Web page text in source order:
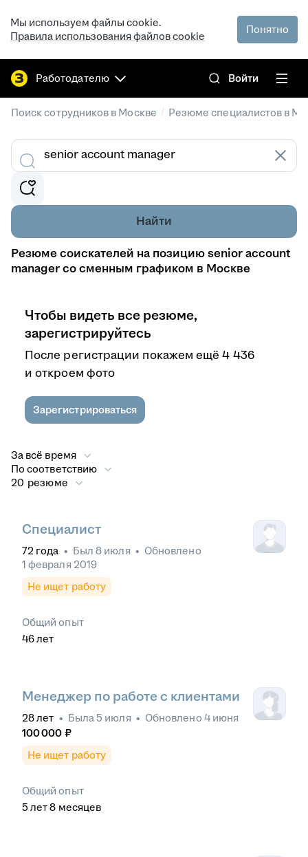
Мы используем файлы cookie.
Правила использования файлов cookie
Понятно
Работодателю Войти
Поиск сотрудников в Москве / Резюме специалистов в
Найти
Резюме соискателей на позицию senior account
manager со сменным графиком в Москве
Чтобы видеть все резюме,
зарегистрируйтесь
После регистрации покажем ещё 4 436
и откроем фото
Зарегистрироваться
За всё время
По соответствию
20 резюме
Специалист
72 года • Был 8 июля • Обновлено
1 февраля 2019
Не ищет работу
Общий опыт
46лет
Менеджер по работе с клиентами
28лет • Была5 июля • Обновлено 4 июня
100 000 ₽
Не ищет работу
Общий опыт
5 лет 8 месяцев